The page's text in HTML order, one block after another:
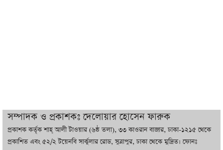
বাজারে কাঁচা মরিচে ‘আগুন’, ‘এত দাম তো
সম্পাদক ও প্রকাশকঃ দেলোয়ার হোসেন ফারুক
প্রকাশক কর্তৃক শাহ্ আলী টাওয়ার (৬ষ্ঠ তলা), ৩৩ কাওরান বাজার, ঢাকা-১২১৫ থেকে
প্রকাশিত এবং ৫২/২ টয়েনবি সার্কুলার রোড, সুত্রাপুর, ঢাকা থেকে মুদ্রিত। ফোনঃ